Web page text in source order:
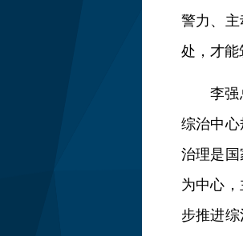
警力、
处，才能
李强
综治中
治理是
为中心
步推进